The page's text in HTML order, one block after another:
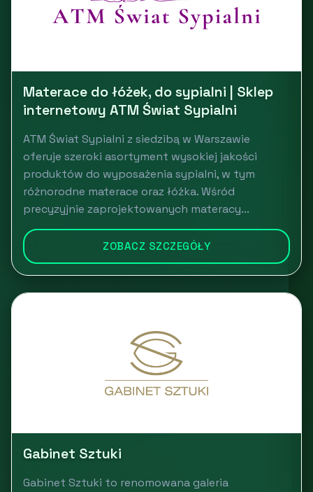
Materace do łóżek, do sypialni | Sklep
internetowy ATM Świat Sypialni
ATM Świat Sypialni z siedzibą w Warszawie
oferuje szeroki asortyment wysokiej jakości
produktów do wyposażenia sypialni, w tym
różnorodne materace oraz łóżka. Wśród
precyzyjnie zaprojektowanych materacy...
ZOBACZ SZCZEGÓŁY
Gabinet Sztuki
Gabinet Sztuki to renomowana galeria